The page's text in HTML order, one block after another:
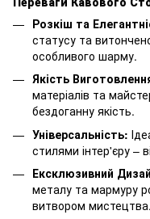
Розкіш та
статусу та
особливого шарму.
Якість
матеріалів та
бездоганну якість.
Універсальність:
стилями інтер'єру –
Ексклюзивний
металу та мармуру
витвором мистецтва.